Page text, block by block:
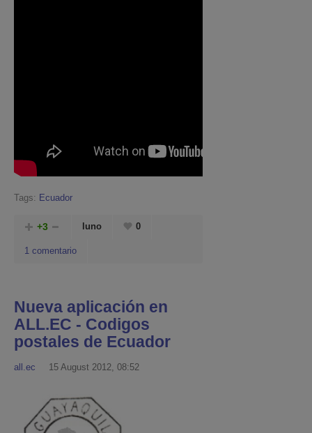
Tags: Ecuador
+3 luno 0
1 comentario
Nueva aplicación en
ALL.EC - Codigos
postales de Ecuador
all.ec 15 August 2012, 08:52